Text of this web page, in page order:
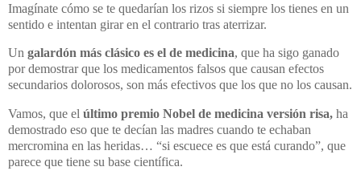
Imagínate cómo se te quedarían los rizos si siempre los tienes en un
sentido e intentan girar en el contrario tras aterrizar.
Un galardón más clásico es el de medicina, que ha sigo ganado
por demostrar que los medicamentos falsos que causan efectos
secundarios dolorosos, son más efectivos que los que no los causan.
Vamos, que el último premio Nobel de medicina versión risa, ha
demostrado eso que te decían las madres cuando te echaban
mercromina en las heridas… “si escuece es que está curando”, que
parece que tiene su base científica.